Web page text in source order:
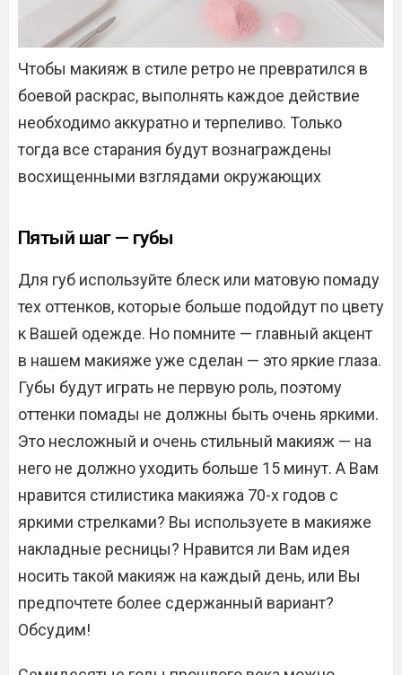
Чтобы макияж в стиле ретро не превратился в
боевой раскрас, выполнять каждое действие
необходимо аккуратно и терпеливо. Только
тогда все старания будут вознаграждены
восхищенными взглядами окружающих
Пятый шаг — губы
Для губ используйте блеск или матовую помаду
тех оттенков, которые больше подойдут по цвету
к Вашей одежде. Но помните — главный акцент
в нашем макияже уже сделан — это яркие глаза.
Губы будут играть не первую роль, поэтому
оттенки помады не должны быть очень яркими.
Это несложный и очень стильный макияж — на
него не должно уходить больше 15 минут. А Вам
нравится стилистика макияжа 70-х годов с
яркими стрелками? Вы используете в макияже
накладные ресницы? Нравится ли Вам идея
носить такой макияж на каждый день, или Вы
предпочтете более сдержанный вариант?
Обсудим!